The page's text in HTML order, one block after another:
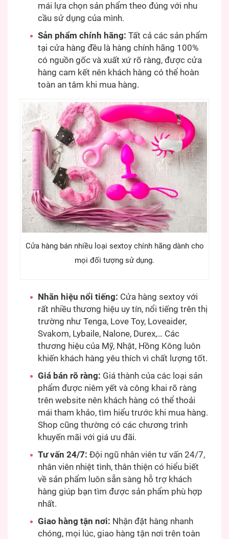
mái lựa chọn sản phẩm theo đúng với nhu
cầu sử dụng của mình.
Sản phẩm chính hãng: Tất cả các sản phẩm
tại cửa hàng đều là hàng chính hãng 100%
có nguồn gốc và xuất xứ rõ ràng, được cửa
hàng cam kết nên khách hàng có thể hoàn
toàn an tâm khi mua hàng.
Cửa hàng bán nhiều loại sextoy chính hãng dành cho
mọi đối tượng sử dụng.
Nhãn hiệu nổi tiếng: Cửa hàng sextoy với
rất nhiều thương hiệu uy tín, nổi tiếng trên thị
trường như Tenga, Love Toy, Loveaider,
Svakom, Lybaile, Nalone, Durex,… Các
thương hiệu của Mỹ, Nhật, Hồng Kông luôn
khiến khách hàng yêu thích vì chất lượng tốt.
Giá bán rõ ràng: Giá thành của các loại sản
phẩm được niêm yết và công khai rõ ràng
trên website nên khách hàng có thể thoải
mái tham khảo, tìm hiểu trước khi mua hàng.
Shop cũng thường có các chương trình
khuyến mãi với giá ưu đãi.
Tư vấn 24/7: Đội ngũ nhân viên tư vấn 24/7,
nhân viên nhiệt tình, thân thiện có hiểu biết
về sản phẩm luôn sẵn sàng hỗ trợ khách
hàng giúp bạn tìm được sản phẩm phù hợp
nhất.
Giao hàng tận nơi: Nhận đặt hàng nhanh
chóng, mọi lúc, giao hàng tận nơi trên toàn